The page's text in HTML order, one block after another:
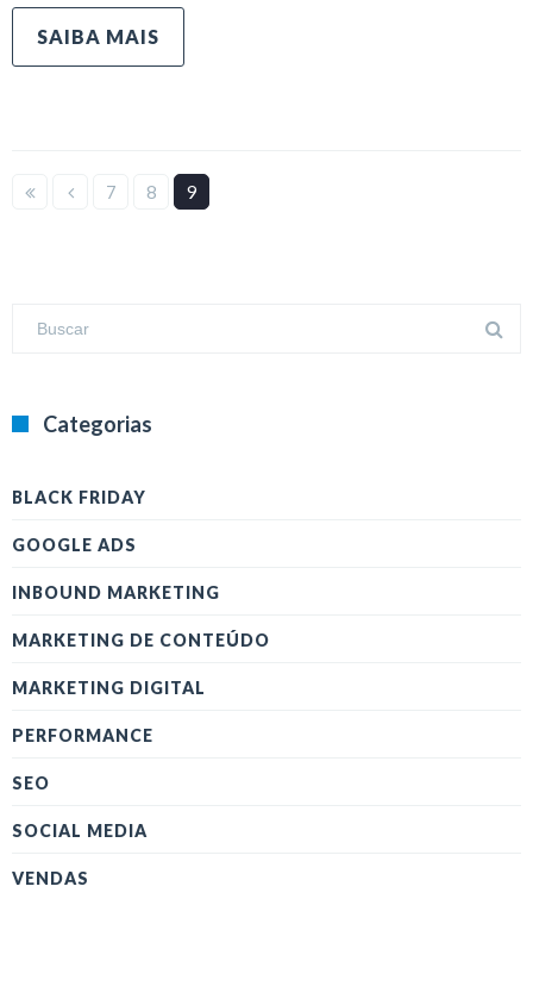
SAIBA MAIS
7 8 9
Categorias
BLACK FRIDAY
GOOGLE ADS
INBOUND MARKETING
MARKETING DE CONTEÚDO
MARKETING DIGITAL
PERFORMANCE
SEO
SOCIAL MEDIA
VENDAS